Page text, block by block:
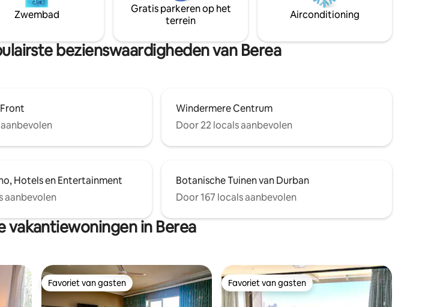
als
Zwembad
Gratis parkeren op het
terrein
Airconditioning
bezienswaardigheden van Berea
Windermere Centrum
Door 22 locals aanbevolen
Hotels en Entertainment
aanbevolen
Botanische Tuinen van Durban
Door 167 locals aanbevolen
vakantiewoningen in Berea
Favoriet van gasten
Favoriet van gasten Favoriet van gasten
Favoriet van gasten